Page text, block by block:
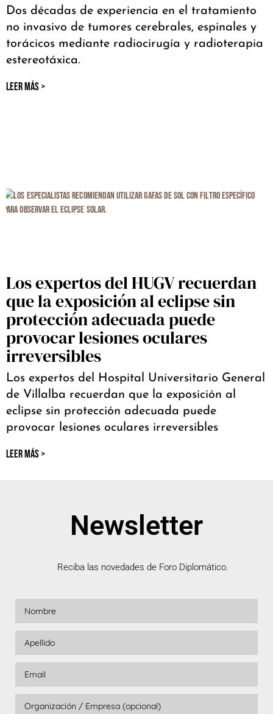
Dos décadas de experiencia en el tratamiento
no invasivo de tumores cerebrales, espinales y
torácicos mediante radiocirugía y radioterapia
estereotáxica.
LEER MÁS >
Los expertos del HUGV recuerdan
que la exposición al eclipse sin
protección adecuada puede
provocar lesiones oculares
irreversibles
Los expertos del Hospital Universitario General
de Villalba recuerdan que la exposición al
eclipse sin protección adecuada puede
provocar lesiones oculares irreversibles
LEER MÁS >
Newsletter
Reciba las novedades de Foro Diplomático.